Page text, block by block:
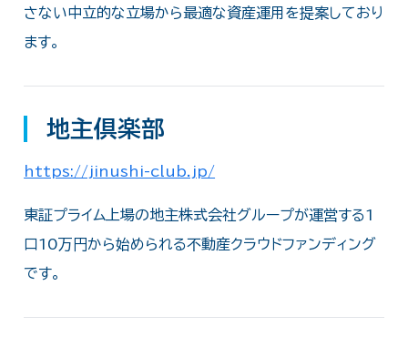
さない中立的な立場から最適な資産運用を提案しており
ます。
地主倶楽部
https://jinushi-club.jp/
東証プライム上場の地主株式会社グループが運営する1
口10万円から始められる不動産クラウドファンディング
です。